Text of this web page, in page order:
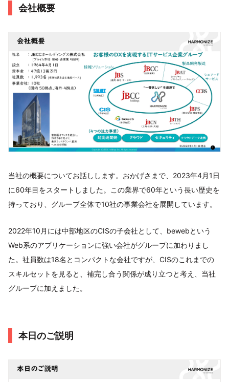
会社概要
当社の概要についてお話しします。おかげさまで、2023年4月1日
に60年目をスタートしました。この業界で60年という長い歴史を
持っており、グループ全体で10社の事業会社を展開しています。
2022年10月には中部地区のCISの子会社として、bewebという
Web系のアプリケーションに強い会社がグループに加わりまし
た。社員数は18名とコンパクトな会社ですが、CISのこれまでの
スキルセットを見ると、補完し合う関係が成り立つと考え、当社
グループに加えました。
本日のご説明